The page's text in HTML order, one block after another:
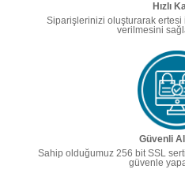
Hızlı
Siparişlerinizi oluşturarak
verilmesini
Güvenli
Sahip olduğumuz 256 bit SSL
güvenle